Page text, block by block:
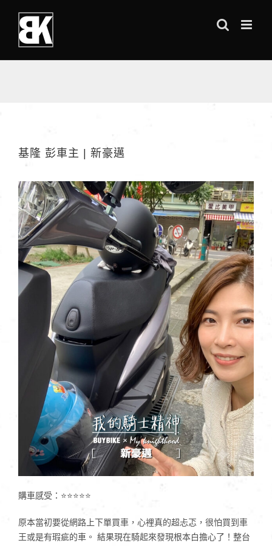
content
基隆 彭車主 | 新豪邁
購車感受：⭐⭐⭐⭐⭐
原本當初要從網路上下單買車，心裡真的超忐忑，很怕買到車
王或是有瑕疵的車。 結果現在騎起來發現根本白擔心了！整台